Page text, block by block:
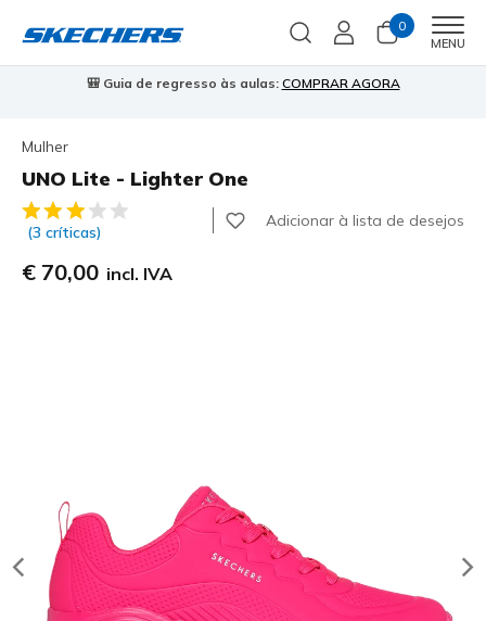
0
MENU
Skechers VIP: 45 dias de devolução para membrosInscreve-te
Mulher
UNO Lite - Lighter One
4$5 de 5 – Classificação do cliente
(3 críticas)
Adicionar à lista de desejos
€ 70,00 incl. IVA